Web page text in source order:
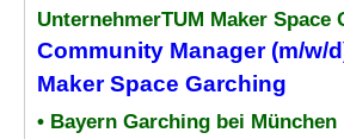
UnternehmerTUM Maker Space
Community Manager (m/w/
Maker Space Garching
• Bayern Garching bei München